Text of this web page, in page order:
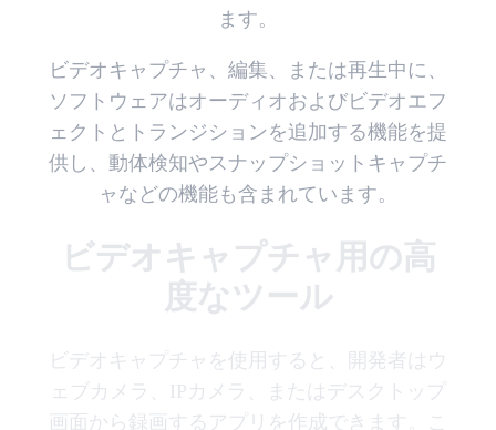
ます。
ビデオキャプチャ、編集、または再生中に、
ソフトウェアはオーディオおよびビデオエフ
ェクトとトランジションを追加する機能を提
供し、動体検知やスナップショットキャプチ
ャなどの機能も含まれています。
ビデオキャプチャ用の高
度なツール
ビデオキャプチャを使用すると、開発者はウ
ェブカメラ、IPカメラ、またはデスクトップ
画面から録画するアプリを作成できます。こ